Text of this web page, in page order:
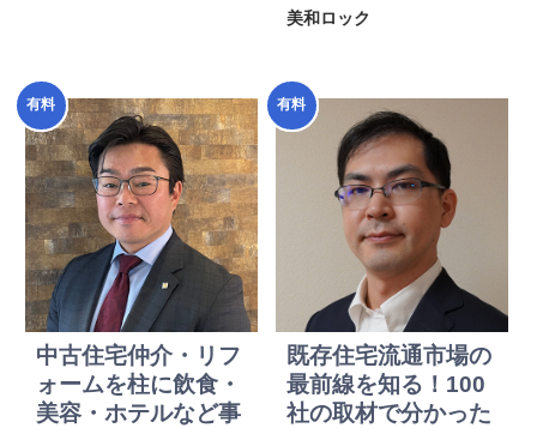
美和ロック
2025年
度
有料
中古住宅仲介・リフ
ォームを柱に飲食・
美容・ホテルなど事
2025年
度
有料
既存住宅流通市場の
最前線を知る！100
社の取材で分かった